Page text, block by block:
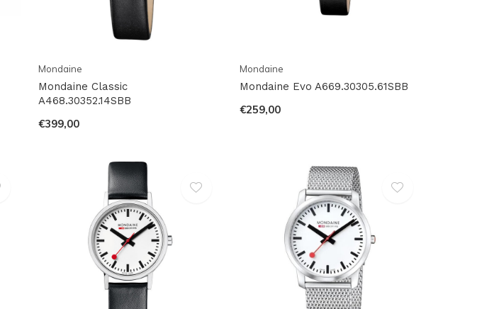
Mondaine
Mondaine Classic
A468.30352.14SBB
€399,00
Mondaine
Mondaine Evo A669.30305.61SBB
€259,00